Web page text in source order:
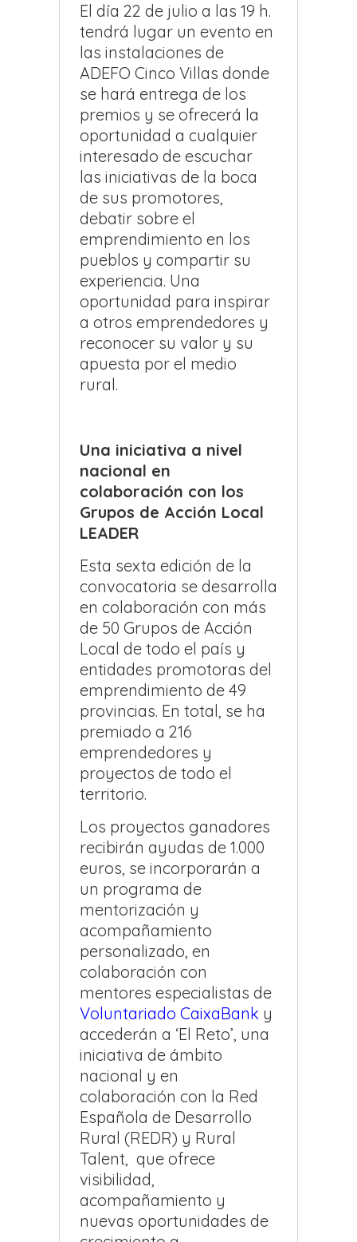
El día 22 de julio a las 19 h.
tendrá lugar un evento en
las instalaciones de
ADEFO Cinco Villas donde
se hará entrega de los
premios y se ofrecerá la
oportunidad a cualquier
interesado de escuchar
las iniciativas de la boca
de sus promotores,
debatir sobre el
emprendimiento en los
pueblos y compartir su
experiencia. Una
oportunidad para inspirar
a otros emprendedores y
reconocer su valor y su
apuesta por el medio
rural.
Una iniciativa a nivel
nacional en
colaboración con los
Grupos de Acción Local
LEADER
Esta sexta edición de la
convocatoria se desarrolla
en colaboración con más
de 50 Grupos de Acción
Local de todo el país y
entidades promotoras del
emprendimiento de 49
provincias. En total, se ha
premiado a 216
emprendedores y
proyectos de todo el
territorio.
Los proyectos ganadores
recibirán ayudas de 1.000
euros, se incorporarán a
un programa de
mentorización y
acompañamiento
personalizado, en
colaboración con
mentores especialistas de
Voluntariado CaixaBank y
accederán a ‘El Reto’, una
iniciativa de ámbito
nacional y en
colaboración con la Red
Española de Desarrollo
Rural (REDR) y Rural
Talent, que ofrece
visibilidad,
acompañamiento y
nuevas oportunidades de